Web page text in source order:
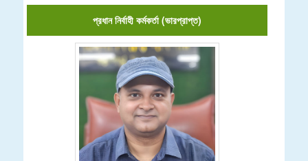
প্রধান নির্বাহী কর্মকর্তা (ভারপ্রাপ্ত)